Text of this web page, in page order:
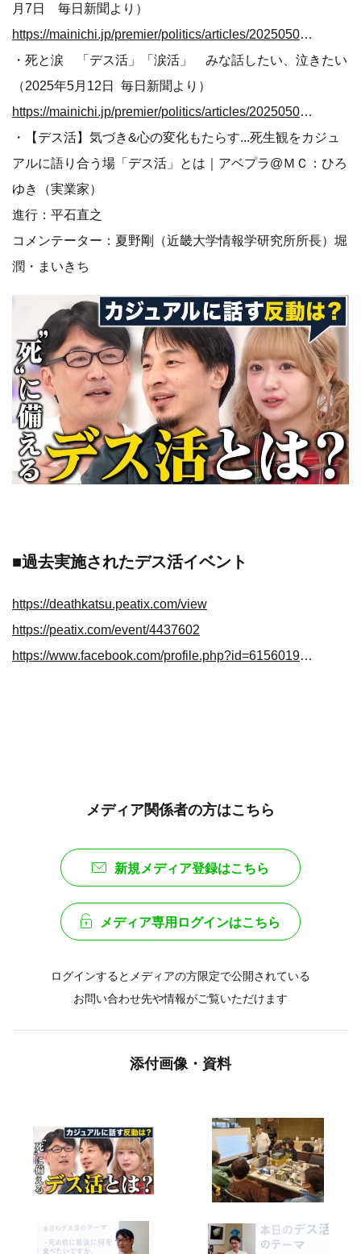
月7日 毎日新聞より）
https://mainichi.jp/premier/politics/articles/20250506/pol/00m/010/004000c
・死と涙 「デス活」「涙活」 みな話したい、泣きたい
（2025年5月12日 毎日新聞より）
https://mainichi.jp/premier/politics/articles/20250509/pol/00m/010/010000c
・【デス活】気づき&心の変化もたらす...死生観をカジュ
アルに語り合う場「デス活」とは｜アベプラ@ＭＣ：ひろ
ゆき（実業家）
進行：平石直之
コメンテーター：夏野剛（近畿大学情報学研究所所長）堀
潤・まいきち
■過去実施されたデス活イベント
https://deathkatsu.peatix.com/view
https://peatix.com/event/4437602
https://www.facebook.com/profile.php?id=61560197824755&sk=events&locale=ja_JP
メディア関係者の方はこちら
新規メディア登録はこちら
メディア専用ログインはこちら
ログインするとメディアの方限定で公開されている
お問い合わせ先や情報がご覧いただけます
添付画像・資料